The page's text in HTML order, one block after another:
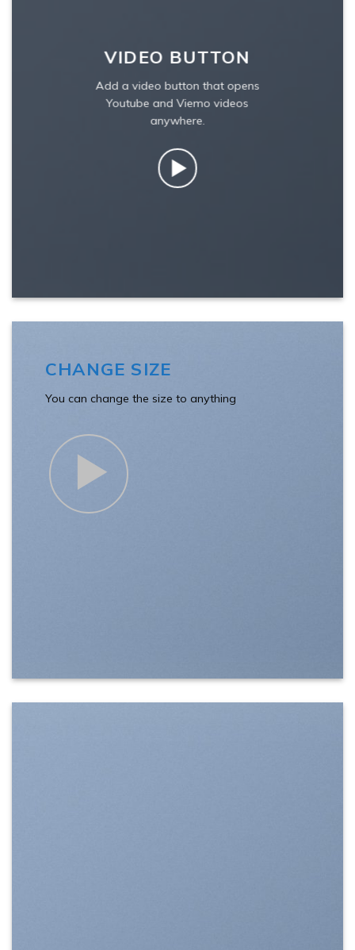
VIDEO BUTTON
Add a video button that opens
Youtube and Viemo videos
anywhere.
CHANGE SIZE
You can change the size to anything